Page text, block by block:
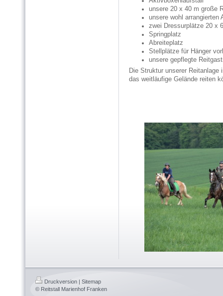
unsere 20 x 40 m große
unsere wohl arrangierten
zwei Dressurplätze 20 x
Springplatz
Abreiteplatz
Stellplätze für Hänger
unsere gepflegte
Die Struktur unserer
das weitläufige Gelände reiten
Druckversion
Sitemap
© Reitstall Marienhof Franken